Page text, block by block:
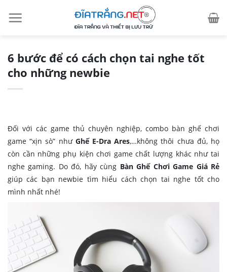
6 bước để có cách chọn tai nghe tốt
cho những newbie
Đối với các game thủ chuyên nghiệp, combo bàn ghế chơi
game “xịn sò” như Ghế E-Dra Ares,…không thôi chưa đủ, họ
còn cần những phụ kiện chơi game chất lượng khác như tai
nghe gaming. Do đó, hãy cùng Bàn Ghế Chơi Game Giá Rẻ
giúp các bạn newbie tìm hiểu cách chọn tai nghe tốt cho
mình nhất nhé!